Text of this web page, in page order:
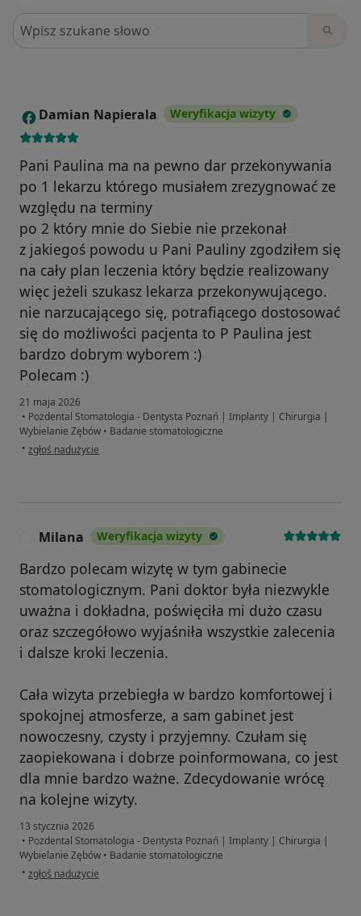
Szukaj w opiniach
D Damian Napierala Weryfikacja wizyty
Pani Paulina ma na pewno dar przekonywania
po 1 lekarzu którego musiałem zrezygnować ze
względu na terminy
po 2 który mnie do Siebie nie przekonał
z jakiegoś powodu u Pani Pauliny zgodziłem się
na cały plan leczenia który będzie realizowany
więc jeżeli szukasz lekarza przekonywującego.
nie narzucającego się, potrafiącego dostosować
się do możliwości pacjenta to P Paulina jest
bardzo dobrym wyborem :)
Polecam :)
21 maja 2026
• Pozdental Stomatologia - Dentysta Poznań | Implanty | Chirurgia |
Wybielanie Zębów • Badanie stomatologiczne
• w opinii użytkownika Damian Napierala
zgłoś nadużycie
Milana Weryfikacja wizyty
Bardzo polecam wizytę w tym gabinecie
stomatologicznym. Pani doktor była niezwykle
uważna i dokładna, poświęciła mi dużo czasu
oraz szczegółowo wyjaśniła wszystkie zalecenia
i dalsze kroki leczenia.
Cała wizyta przebiegła w bardzo komfortowej i
spokojnej atmosferze, a sam gabinet jest
nowoczesny, czysty i przyjemny. Czułam się
zaopiekowana i dobrze poinformowana, co jest
dla mnie bardzo ważne. Zdecydowanie wrócę
na kolejne wizyty.
13 stycznia 2026
• Pozdental Stomatologia - Dentysta Poznań | Implanty | Chirurgia |
Wybielanie Zębów • Badanie stomatologiczne
• w opinii użytkownika Milana
zgłoś nadużycie